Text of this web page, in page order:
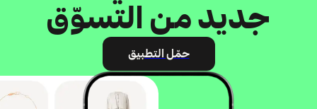
جديد من التسوّق
حمّل التطبيق